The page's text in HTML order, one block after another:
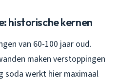
historische kernen
van 60-100 jaar oud.
maken verstoppingen
soda werkt hier maximaal